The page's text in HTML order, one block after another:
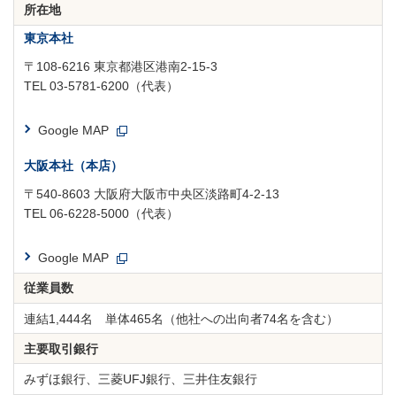
所在地
東京本社
〒108-6216 東京都港区港南2-15-3
TEL03-5781-6200 （代表）
Google MAP
大阪本社（本店）
〒540-8603 大阪府大阪市中央区淡路町4-2-13
TEL06-6228-5000 （代表）
Google MAP
従業員数
連結1,444名 単体465名（他社への出向者74名を含む）
主要取引銀行
みずほ銀行、三菱UFJ銀行、三井住友銀行